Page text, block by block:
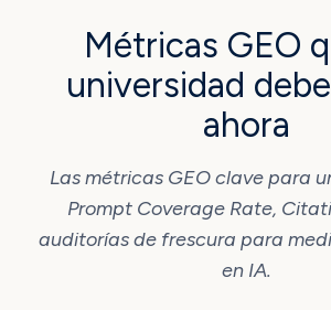
Métricas GEO
universidad
ahora
Las métricas GEO clave para
Prompt Coverage Rate,
auditorías de frescura para
en IA.